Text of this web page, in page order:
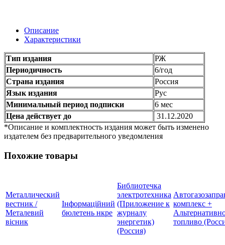
Описание
Характеристики
Тип издания
РЖ
Периодичность
6/год
Страна издания
Россия
Язык издания
Рус
Минимальный период подписки
6 мес
Цена действует до
31.12.2020
*Описание и комплектность издания может быть изменено
издателем без предварительного уведомления
Похожие товары
Металлический
вестник /
Металевий
вісник
Інформаційний
бюлетень нкре
Библиотечка
электротехника
(Приложение к
журналу
энергетик)
(Россия)
комплекс +
топливо